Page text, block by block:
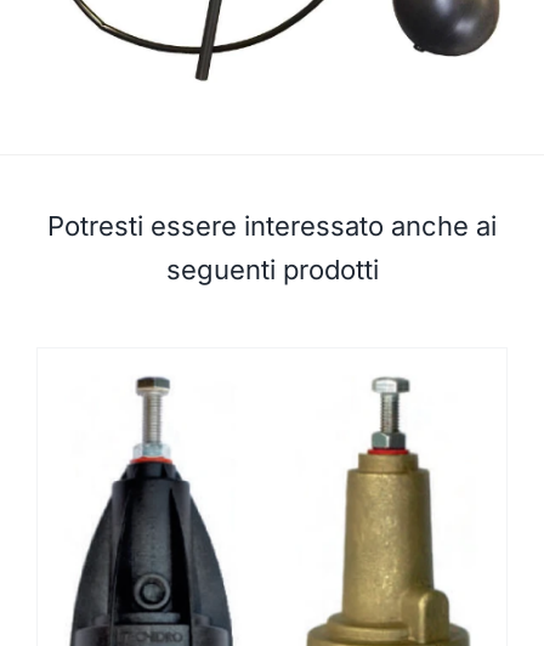
Potresti essere interessato anche ai
seguenti prodotti